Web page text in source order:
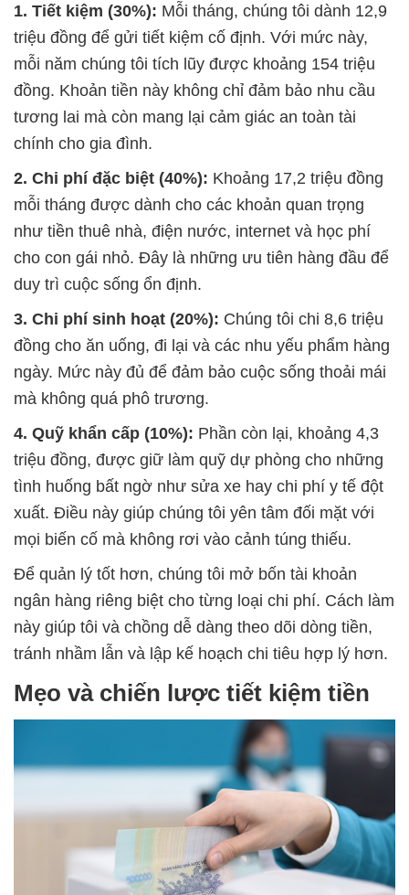
1. Tiết kiệm (30%): Mỗi tháng, chúng tôi dành 12,9
triệu đồng để gửi tiết kiệm cố định. Với mức này,
mỗi năm chúng tôi tích lũy được khoảng 154 triệu
đồng. Khoản tiền này không chỉ đảm bảo nhu cầu
tương lai mà còn mang lại cảm giác an toàn tài
chính cho gia đình.
2. Chi phí đặc biệt (40%): Khoảng 17,2 triệu đồng
mỗi tháng được dành cho các khoản quan trọng
như tiền thuê nhà, điện nước, internet và học phí
cho con gái nhỏ. Đây là những ưu tiên hàng đầu để
duy trì cuộc sống ổn định.
3. Chi phí sinh hoạt (20%): Chúng tôi chi 8,6 triệu
đồng cho ăn uống, đi lại và các nhu yếu phẩm hàng
ngày. Mức này đủ để đảm bảo cuộc sống thoải mái
mà không quá phô trương.
4. Quỹ khẩn cấp (10%): Phần còn lại, khoảng 4,3
triệu đồng, được giữ làm quỹ dự phòng cho những
tình huống bất ngờ như sửa xe hay chi phí y tế đột
xuất. Điều này giúp chúng tôi yên tâm đối mặt với
mọi biến cố mà không rơi vào cảnh túng thiếu.
Để quản lý tốt hơn, chúng tôi mở bốn tài khoản
ngân hàng riêng biệt cho từng loại chi phí. Cách làm
này giúp tôi và chồng dễ dàng theo dõi dòng tiền,
tránh nhầm lẫn và lập kế hoạch chi tiêu hợp lý hơn.
Mẹo và chiến lược tiết kiệm tiền